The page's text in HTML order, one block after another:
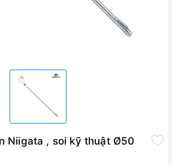
Niigata , soi kỹ thuật Ø50